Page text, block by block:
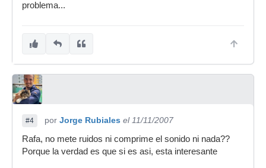
problema...
#4 por Jorge Rubiales el 11/11/2007
Rafa, no mete ruidos ni comprime el sonido ni nada??
Porque la verdad es que si es asi, esta interesante